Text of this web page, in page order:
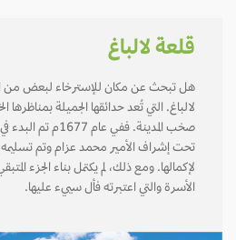
قلعة لالباغ
هل تبحث عن مكان للإسترخاء لبعض من
لالباغ. التي تُعد حدائقها الجميلة بمناظرها
صخب المدينة. ففي عام
تحت إشراف الأمير محمد عزام وتم تسليمه
لإكمالها. ومع ذلك، لم يكتمل بناء الجزء
الأسرة والتي اعتبرته فأل سييء عليها.